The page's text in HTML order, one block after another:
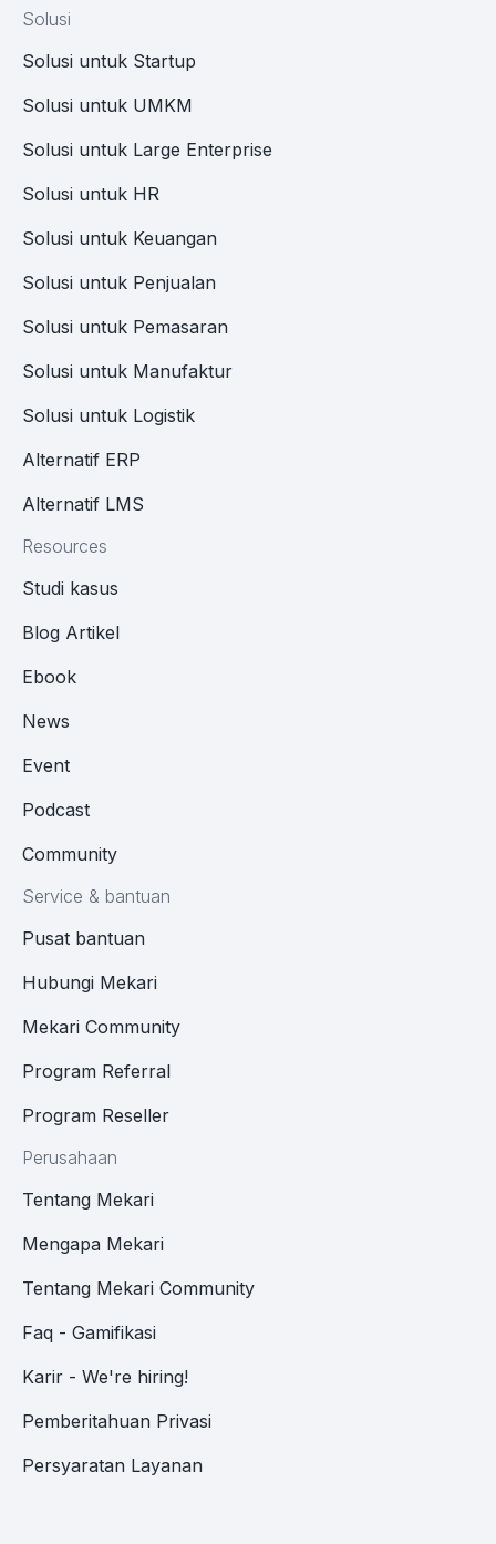
Solusi
Solusi untuk Startup
Solusi untuk UMKM
Solusi untuk Large Enterprise
Solusi untuk HR
Solusi untuk Keuangan
Solusi untuk Penjualan
Solusi untuk Pemasaran
Solusi untuk Manufaktur
Solusi untuk Logistik
Alternatif ERP
Alternatif LMS
Resources
Studi kasus
Blog Artikel
Ebook
News
Event
Podcast
Community
Service & bantuan
Pusat bantuan
Hubungi Mekari
Mekari Community
Program Referral
Program Reseller
Perusahaan
Tentang Mekari
Mengapa Mekari
Tentang Mekari Community
Faq - Gamifikasi
Karir - We're hiring!
Pemberitahuan Privasi
Persyaratan Layanan